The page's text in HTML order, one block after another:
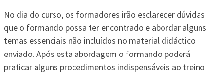
No dia do curso, os formadores irão esclarecer dúvidas
que o formando possa ter encontrado e abordar alguns
temas essenciais não incluídos no material didáctico
enviado. Após esta abordagem o formando poderá
praticar alguns procedimentos indispensáveis ao treino